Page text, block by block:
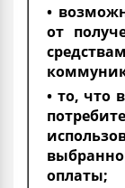
•
от
• то, что
оплаты;